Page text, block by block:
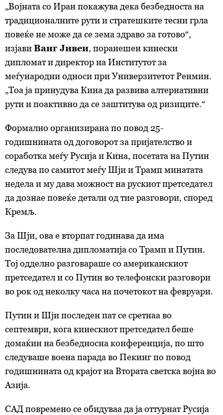
„Војната со Иран покажува дека безбедноста на
традиционалните рути и стратешките тесни грла
повеќе не може да се зема здраво за готово“,
изјавиВанг Јивеи, поранешен кинески
дипломат и директор на Институтот за
меѓународни односи при Универзитетот Ренмин.
„Тоа ја принудува Кина да развива алтернативни
рути и поактивно да се заштитува од ризиците.“
Формално организирана по повод 25-
годишнината од договорот за пријателство и
соработка меѓу Русија и Кина, посетата на Путин
следува по самитот меѓу Шји и Трамп минатата
недела и му дава можност на рускиот претседател
да дознае повеќе детали од тие разговори, според
Кремљ.
За Шји, ова е вторпат годинава да има
последователна дипломатија со Трамп и Путин.
Тој одделно разговараше со американскиот
претседател и со Путин во телефонски разговори
во рок од неколку часа на почетокот на февруари.
Путин и Шји последен пат се сретнаа во
септември, кога кинескиот претседател беше
домаќин на безбедносна конференција, по што
следуваше воена парада во Пекинг по повод
годишнината од крајот на Втората светска војна во
Азија.
САД повремено се обидуваа да ја оттурнат Русија